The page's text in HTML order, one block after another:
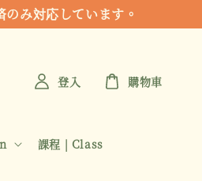
み対応しています。
課程 | Class
登入 購物車